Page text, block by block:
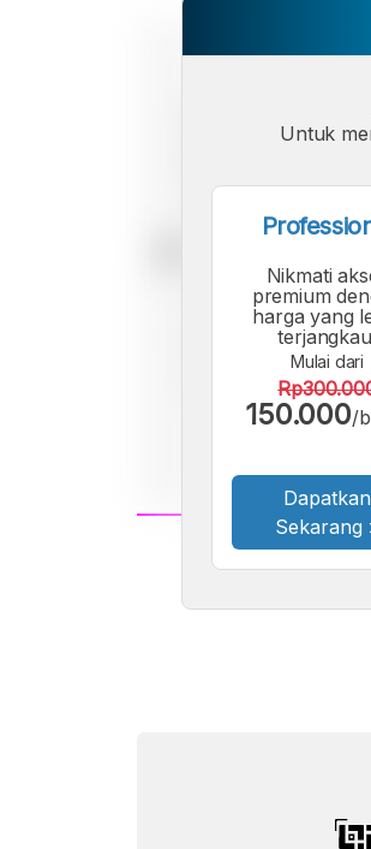
Untuk
Nikmati
premium
harga yang
Mulai dari
150.000/
Dapatkan
Sekarang